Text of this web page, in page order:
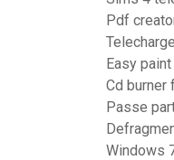
Pdf
Easy
Cd burner
Passe
Windows